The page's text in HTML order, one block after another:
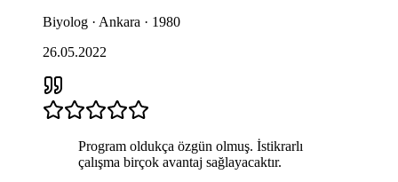
Biyolog · Ankara · 1980
26.05.2022
Program oldukça özgün olmuş. İstikrarlı
çalışma birçok avantaj sağlayacaktır.